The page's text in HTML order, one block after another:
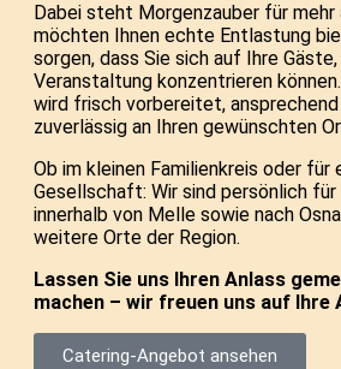
Dabei steht Morgenzauber für mehr
möchten Ihnen echte Entlastung
sorgen, dass Sie sich auf Ihre
Veranstaltung konzentrieren
wird frisch vorbereitet,
zuverlässig an Ihren gewünschten
Ob im kleinen Familienkreis oder für
Gesellschaft: Wir sind persönlich
innerhalb von Melle sowie nach
weitere Orte der Region.
Lassen Sie uns Ihren Anlass
machen – wir freuen uns auf Ihre
Catering-Angebot ansehen